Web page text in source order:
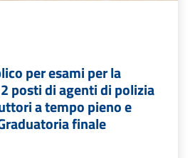
per esami per la
posti di agenti di polizia
a tempo pieno e
finale